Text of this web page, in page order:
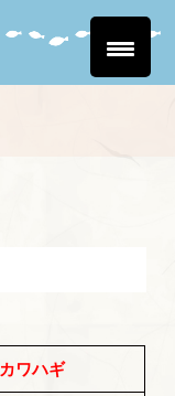
カワハギ